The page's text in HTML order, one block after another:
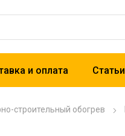
и оплата Статьи
строительный обогрев